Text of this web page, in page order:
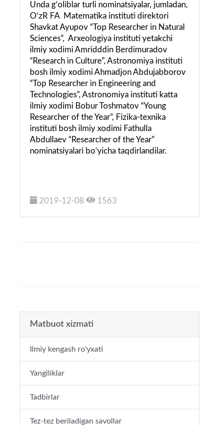
Unda g‘oliblar turli nominatsiyalar, jumladan,
O‘zR FA Matematika instituti direktori
Shavkat Ayupov “Top Researcher in Natural
Sciences”, Arxeologiya instituti yetakchi
ilmiy xodimi Amridddin Berdimuradov
“Research in Culture”, Astronomiya instituti
bosh ilmiy xodimi Ahmadjon Abdujabborov
“Top Researcher in Engineering and
Technologies”, Astronomiya instituti katta
ilmiy xodimi Bobur Toshmatov “Young
Researcher of the Year”, Fizika-texnika
instituti bosh ilmiy xodimi Fathulla
Abdullaev “Researcher of the Year”
nominatsiyalari bo‘yicha taqdirlandilar.
2019-12-08 1563
Matbuot xizmati
Ilmiy kengash ro'yxati
Yangiliklar
Tadbirlar
Tez-tez beriladigan savollar